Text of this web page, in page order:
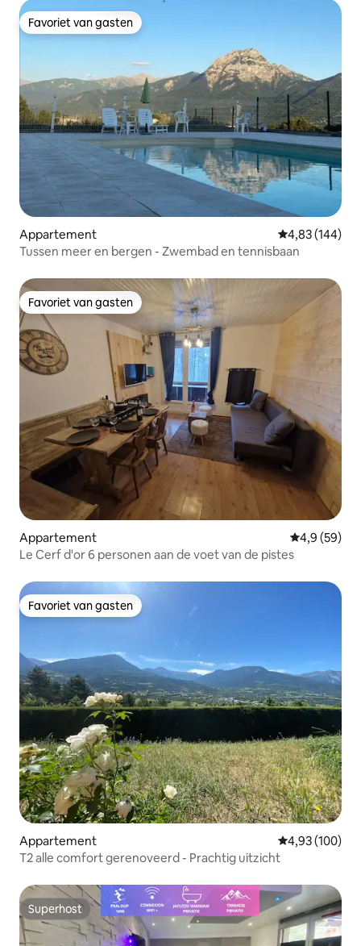
Favoriet van gasten
Favoriet van gasten
Appartement Gemiddelde
4,83 (144)
Tussen meer en bergen - Zwembad en tennisbaan
Favoriet van gasten
Favoriet van gasten
Appartement Gemiddelde
4,9 (59)
Le Cerf d'or 6 personen aan de voet van de pistes
Favoriet van gasten
Favoriet van gasten
Appartement Gemiddelde
4,93 (100)
T2 alle comfort gerenoveerd - Prachtig uitzicht
Superhost
Superhost